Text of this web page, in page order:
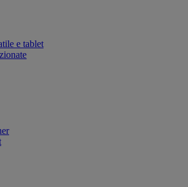
e tablet